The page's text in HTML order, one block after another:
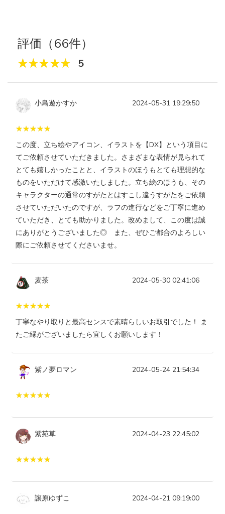
評価（66件）
5
小鳥遊かすか 2024-05-31 19:29:50
この度、立ち絵やアイコン、イラストを【DX】という項目に
てご依頼させていただきました。さまざまな表情が見られて
とても嬉しかったことと、イラストのほうもとても理想的な
ものをいただけて感激いたしました。立ち絵のほうも、その
キャラクターの通常のすがたとはすこし違うすがたをご依頼
させていただいたのですが、ラフの進行などをご丁寧に進め
ていただき、とても助かりました。改めまして、この度は誠
にありがとうございました◎ また、ぜひご都合のよろしい
際にご依頼させてくださいませ。
麦茶 2024-05-30 02:41:06
丁寧なやり取りと最高センスで素晴らしいお取引でした！ ま
たご縁がございましたら宜しくお願いします！
紫ノ夢ロマン 2024-05-24 21:54:34
紫苑草 2024-04-23 22:45:02
譲原ゆずこ 2024-04-21 09:19:00